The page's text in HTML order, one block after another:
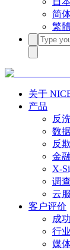
简
繁
关于
产品
反
数
反
金
X-
调
云
客户评价
成
行
媒